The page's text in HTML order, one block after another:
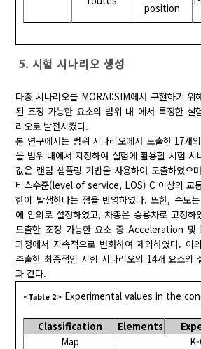
position
5. 시험 시나리오 생성
다중 시나리오를 MORAI:SIM에서 구현하기 위
된 조정 가능한 요소의 범위 내 에서 특정한 실
리오로 발전시켰다.
본 연구에서는 범위 시나리오에서 도출한 17개
을 범위 내에서 지정하여 실험에 활용할 시험 시
값은 랜덤 샘플링 기법을 사용하여 도출하였으
비스수준(level of service, LOS) C 이상의 교
한이 발생한다는 점을 반영하였다. 또한, 속도
에 임의로 설정하였고, 차종은 승용차로 고정하
도출한 조정 가능한 요소 중 Acceleration 및
과정에서 지속적으로 변화하여 제외하였다. 이
추출한 최종적인 시험 시나리오의 14개 요소의
과 같다.
<Table 2> Experimental values in the
Classification Elements
Map